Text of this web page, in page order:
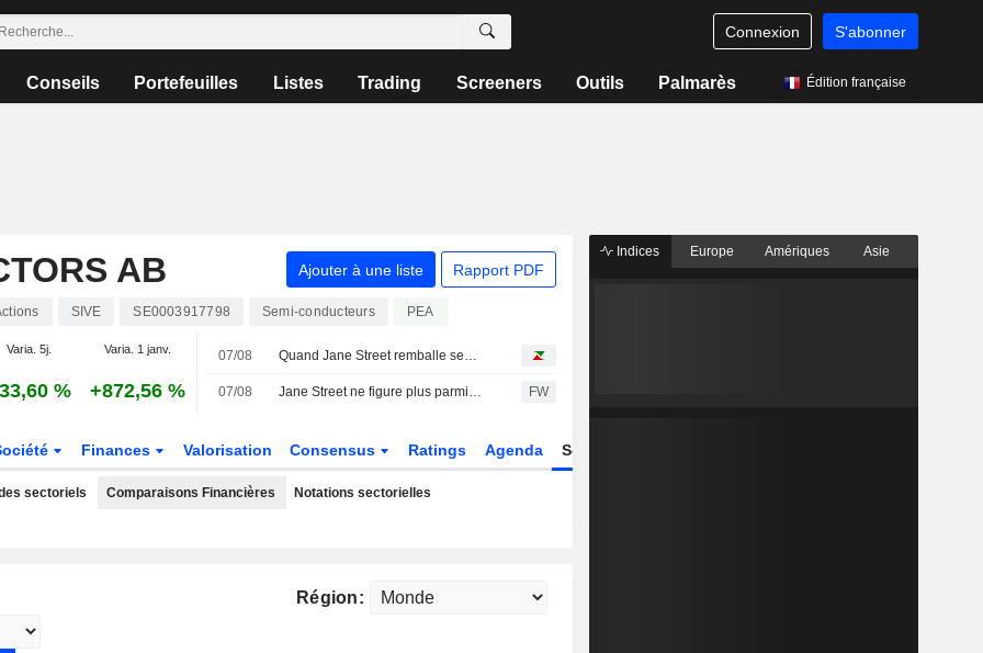
Connexion S'abonner
Conseils Portefeuilles Listes Trading Screeners Outils Palmarès Édition française
AB Ajouter à une liste Rapport PDF
SIVE SE0003917798 Semi-conducteurs PEA
Varia. 5j. Varia. 1 janv.
% +872,56 %
07/08 Quand Jane Street remballe ses shorts sur Sivers Semiconductors
07/08 Jane Street ne figure plus parmi les vendeurs à découvert déclarés de Sivers Semiconductors FW
Finances Valorisation Consensus Ratings Agenda Secteur
sectoriels Comparaisons Financières Notations sectorielles
Région:
Indices Europe Amériques Asie